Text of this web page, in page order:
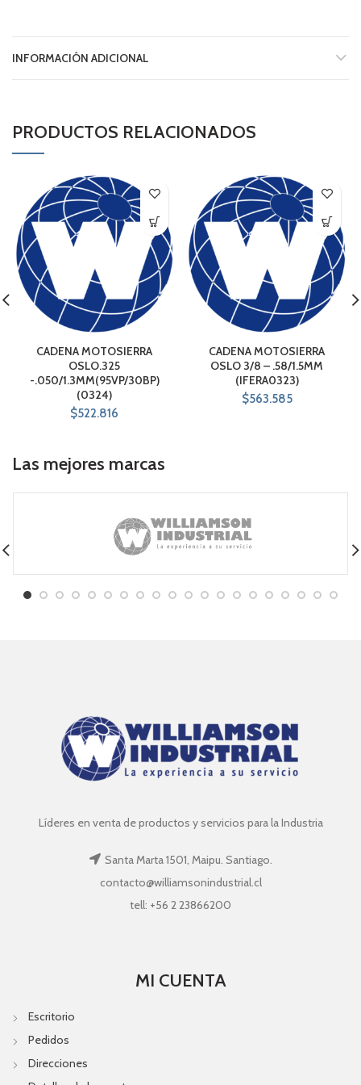
INFORMACIÓN ADICIONAL
PRODUCTOS RELACIONADOS
CADENA MOTOSIERRA
OSLO.325
-.050/1.3MM(95VP/30BP)
(0324)
$522.816
CADENA MOTOSIERRA
OSLO 3/8 – .58/1.5MM
(IFERA0323)
$563.585
Las mejores marcas
Líderes en venta de productos y servicios para la Industria
Santa Marta 1501, Maipu. Santiago.
contacto@williamsonindustrial.cl
tell: +56 2 23866200
MI CUENTA
Escritorio
Pedidos
Direcciones